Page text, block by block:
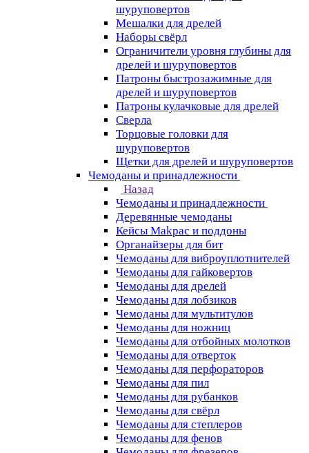
шуруповертов
Мешалки для дрелей
Наборы свёрл
Ограничители уровня глубины для
дрелей и шуруповертов
Патроны быстрозажимные для
дрелей и шуруповертов
Патроны кулачковые для дрелей
Сверла
Торцовые головки для
шуруповертов
Щетки для дрелей и шуруповертов
Чемоданы и принадлежности
Назад
Чемоданы и принадлежности
Деревянные чемоданы
Кейсы Makpac и поддоны
Органайзеры для бит
Чемоданы для виброуплотнителей
Чемоданы для гайковертов
Чемоданы для дрелей
Чемоданы для лобзиков
Чемоданы для мультитулов
Чемоданы для ножниц
Чемоданы для отбойных молотков
Чемоданы для отверток
Чемоданы для перфораторов
Чемоданы для пил
Чемоданы для рубанков
Чемоданы для свёрл
Чемоданы для степлеров
Чемоданы для фенов